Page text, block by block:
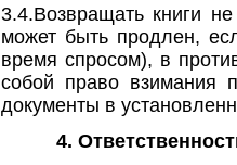
3.4.Возвращать книги
может быть продлен,
время спросом), в
собой право взимания
документы в
4.